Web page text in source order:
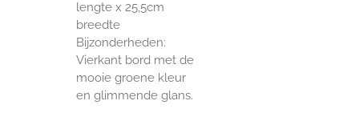
lengte x 25,5cm
breedte
Bijzonderheden:
Vierkant bord met de
mooie groene kleur
en glimmende glans.